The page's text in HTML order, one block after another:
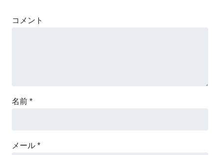
コメント
名前 *
メール *